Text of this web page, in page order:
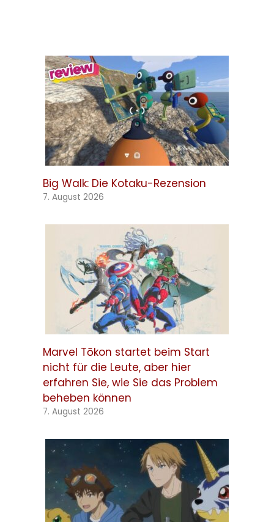
Big Walk: Die Kotaku-Rezension
7. August 2026
Marvel Tōkon startet beim Start
nicht für die Leute, aber hier
erfahren Sie, wie Sie das Problem
beheben können
7. August 2026